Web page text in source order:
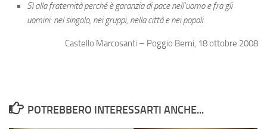
Sì alla fraternità perché è garanzia di pace nell’uomo e fra gli
uomini: nel singolo, nei gruppi, nella città e nei popoli.
Castello Marcosanti – Poggio Berni, 18 ottobre 2008
POTREBBERO INTERESSARTI ANCHE...